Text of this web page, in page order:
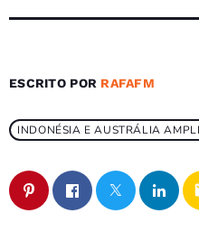
ESCRITO POR RAFAFM
INDONÉSIA E AUSTRÁLIA